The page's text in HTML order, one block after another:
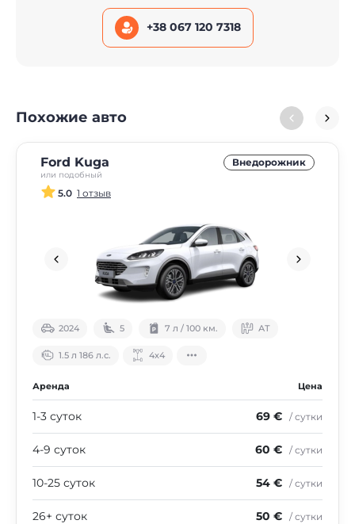
+38 067 120 7318
Похожие авто
Ford Kuga
или подобный
Внедорожник
5.0 1 отзыв
2024 5 7 л / 100 км. АТ
1.5 л 186 л.с. 4х4
Аренда Цена
1-3 суток 69 € / сутки
4-9 суток 60 € / сутки
10-25 суток 54 € / сутки
26+ суток 50 € / сутки